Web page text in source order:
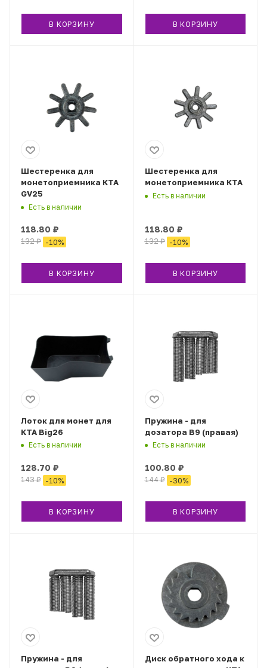
В КОРЗИНУ В КОРЗИНУ
Шестеренка для
монетоприемника КТА
GV25
Есть в наличии
118.80 ₽
132₽ -10%
В КОРЗИНУ
Шестеренка для
монетоприемника КТА
Есть в наличии
118.80 ₽
132₽ -10%
В КОРЗИНУ
Лоток для монет для
КТА Big26
Есть в наличии
128.70 ₽
143₽ -10%
В КОРЗИНУ
Пружина - для
дозатора B9 (правая)
Есть в наличии
100.80 ₽
144₽ -30%
В КОРЗИНУ
Пружина - для
Диск обратного хода к